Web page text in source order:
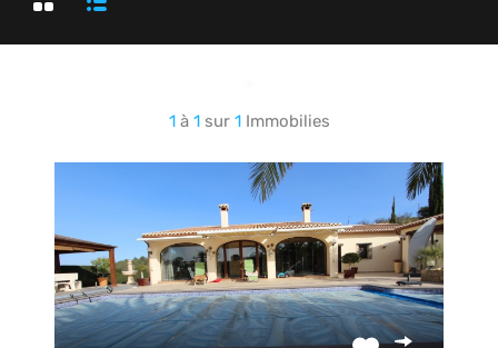
1 à 1 sur 1 Immobilies